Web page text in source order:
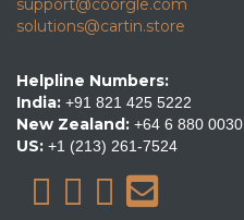
support@coorgle.com
solutions@cartin.store
Helpline Numbers:
India: +91 821 425 5222
New Zealand: +64 6 880 0030
US: +1 (213) 261-7524